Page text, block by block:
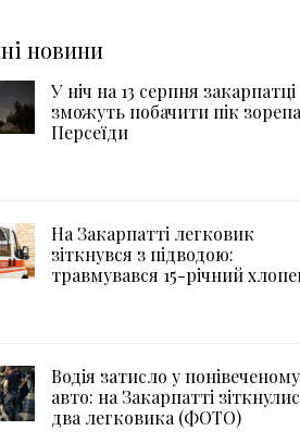
новини
У ніч на 13 серпня закарпатці
зможуть побачити пік
Персеїди
На Закарпатті легковик
зіткнувся з підводою:
травмувався 15-річний
Водія затисло у понівеченому
авто: на Закарпатті
два легковика (ФОТО)